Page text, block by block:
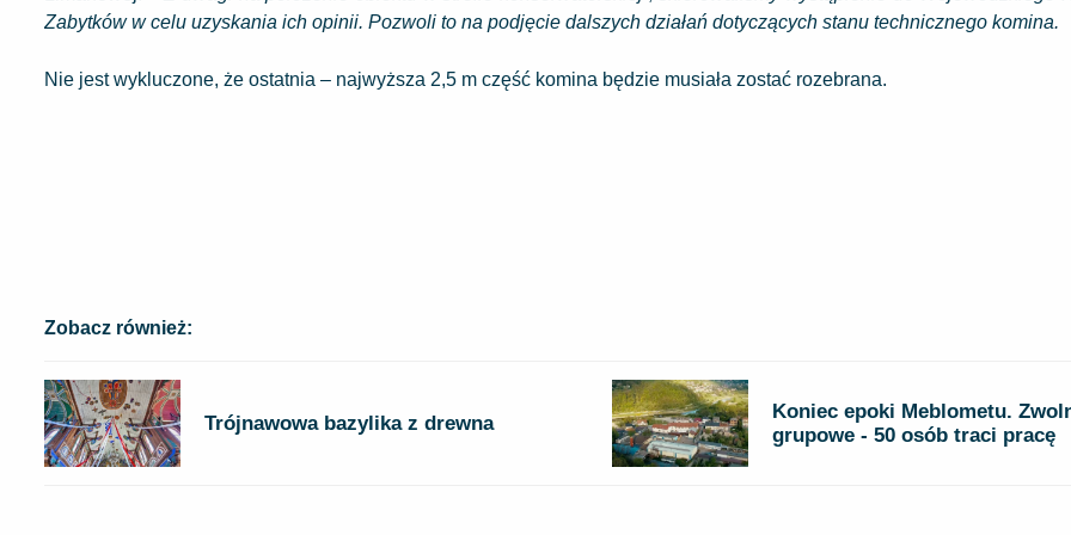
Zabytków w celu uzyskania ich opinii. Pozwoli to na podjęcie dalszych działań dotyczących stanu technicznego komina.
Nie jest wykluczone, że ostatnia – najwyższa 2,5 m część komina będzie musiała zostać rozebrana.
Zobacz również:
Trójnawowa bazylika z drewna
Koniec epoki Meblometu.
grupowe - 50 osób traci pracę